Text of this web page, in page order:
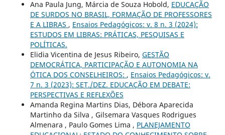
Ana Paula Jung, Márcia de Souza Hobold, EDUCAÇÃO
DE SURDOS NO BRASIL, FORMAÇÃO DE PROFESSORES
E A LIBRAS , Ensaios Pedagógicos: v. 8 n. 3 (2024):
ESTUDOS EM LIBRAS: PRÁTICAS, PESQUISAS E
POLÍTICAS.
Elidia Vicentina de Jesus Ribeiro, GESTÃO
DEMOCRÁTICA, PARTICIPAÇÃO E AUTONOMIA NA
ÓTICA DOS CONSELHEIROS: , Ensaios Pedagógicos: v.
7 n. 3 (2023): SET./DEZ. EDUCAÇÃO EM DEBATE:
PERSPECTIVAS E REFLEXÕES
Amanda Regina Martins Dias, Débora Aparecida
Martinho da Silva , Gilsemara Vasques Rodrigues
Almenara , Paulo Gomes Lima , PLANEJAMENTO